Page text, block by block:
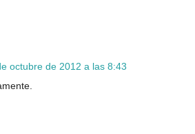
octubre de 2012 a las 8:43